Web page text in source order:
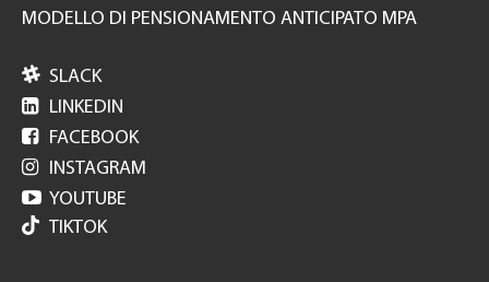
MODELLO DI PENSIONAMENTO ANTICIPATO MPA
 SLACK
 LINKEDIN
 FACEBOOK
 INSTAGRAM
 YOUTUBE
TIKTOK